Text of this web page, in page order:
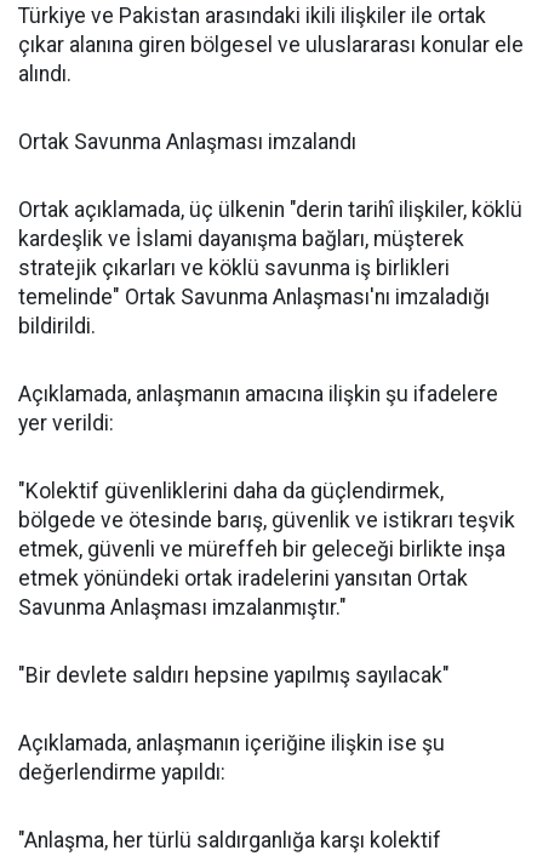
Türkiye ve Pakistan arasındaki ikili ilişkiler ile ortak
çıkar alanına giren bölgesel ve uluslararası konular ele
alındı.
Ortak Savunma Anlaşması imzalandı
Ortak açıklamada, üç ülkenin "derin tarihî ilişkiler, köklü
kardeşlik ve İslami dayanışma bağları, müşterek
stratejik çıkarları ve köklü savunma iş birlikleri
temelinde" Ortak Savunma Anlaşması'nı imzaladığı
bildirildi.
Açıklamada, anlaşmanın amacına ilişkin şu ifadelere
yer verildi:
"Kolektif güvenliklerini daha da güçlendirmek,
bölgede ve ötesinde barış, güvenlik ve istikrarı teşvik
etmek, güvenli ve müreffeh bir geleceği birlikte inşa
etmek yönündeki ortak iradelerini yansıtan Ortak
Savunma Anlaşması imzalanmıştır."
"Bir devlete saldırı hepsine yapılmış sayılacak"
Açıklamada, anlaşmanın içeriğine ilişkin ise şu
değerlendirme yapıldı:
"Anlaşma, her türlü saldırganlığa karşı kolektif